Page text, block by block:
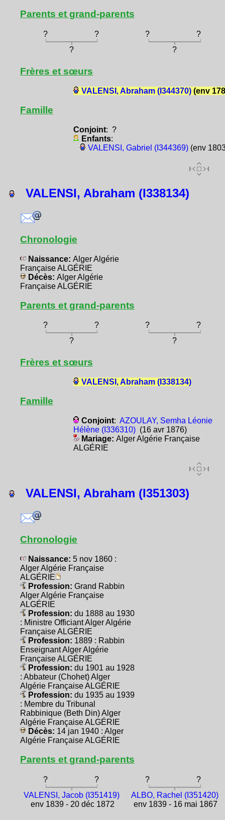
Parents et grand-parents
? ? ?
?
?
?
Frères et sœurs
VALENSI, Abraham (I344370)(env
Famille
Conjoint: ?
Enfants:
VALENSI, Gabriel (I344369)(env
VALENSI, Abraham (I338134)
Chronologie
Naissance: Alger Algérie
Française ALGÉRIE
Décès: Alger Algérie
Française ALGÉRIE
Parents et grand-parents
? ? ?
?
?
?
Frères et sœurs
VALENSI, Abraham (I338134)
Famille
Conjoint: AZOULAY, Semha Léonie
Hélène (I336310)(16 avr 1876)
Mariage: Alger Algérie Française
ALGÉRIE
VALENSI, Abraham (I351303)
Chronologie
Naissance: 5 nov 1860 :
Alger Algérie Française
ALGÉRIE
Profession: Grand Rabbin
Alger Algérie Française
ALGÉRIE
Profession: du 1888 au 1930
: Ministre Officiant Alger Algérie
Française ALGÉRIE
Profession: 1889 : Rabbin
Enseignant Alger Algérie
Française ALGÉRIE
Profession: du 1901 au 1928
: Abbateur (Chohet) Alger
Algérie Française ALGÉRIE
Profession: du 1935 au 1939
: Membre du Tribunal
Rabbinique (Beth Din) Alger
Algérie Française ALGÉRIE
Décès: 14 jan 1940 : Alger
Algérie Française ALGÉRIE
Parents et grand-parents
? ? ?
?
VALENSI, Jacob (I351419)
env 1839 - 20 déc 1872
ALBO, Rachel (I351420)
env 1839 - 16 mai 1867